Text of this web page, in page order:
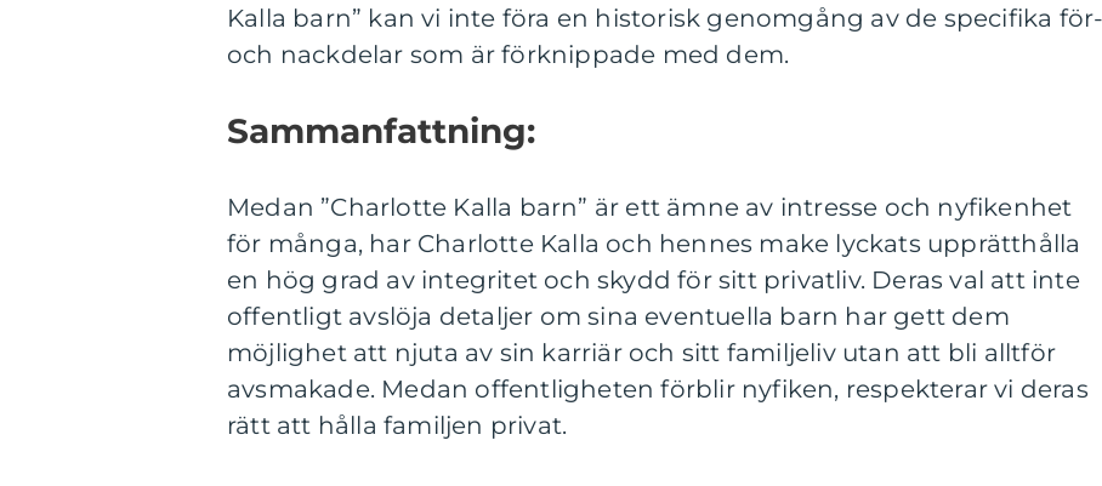
Kalla barn” kan vi inte föra en historisk genomgång av de specifika för-
och nackdelar som är förknippade med dem.
Sammanfattning:
Medan ”Charlotte Kalla barn” är ett ämne av intresse och nyfikenhet
för många, har Charlotte Kalla och hennes make lyckats upprätthålla
en hög grad av integritet och skydd för sitt privatliv. Deras val att inte
offentligt avslöja detaljer om sina eventuella barn har gett dem
möjlighet att njuta av sin karriär och sitt familjeliv utan att bli alltför
avsmakade. Medan offentligheten förblir nyfiken, respekterar vi deras
rätt att hålla familjen privat.